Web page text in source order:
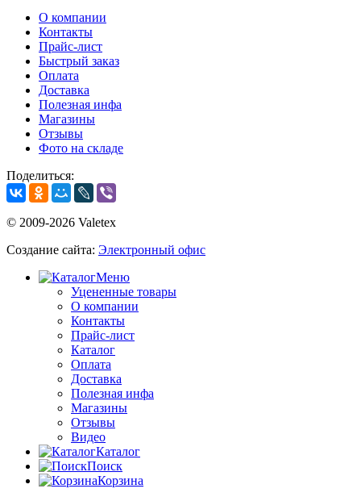
О компании
Контакты
Прайс-лист
Быстрый заказ
Оплата
Доставка
Полезная инфа
Магазины
Отзывы
Фото на складе
Поделиться:
© 2009-2026 Valetex
Создание сайта: Электронный офис
Меню
Уцененные товары
О компании
Контакты
Прайс-лист
Каталог
Оплата
Доставка
Полезная инфа
Магазины
Отзывы
Видео
Каталог
Поиск
Корзина